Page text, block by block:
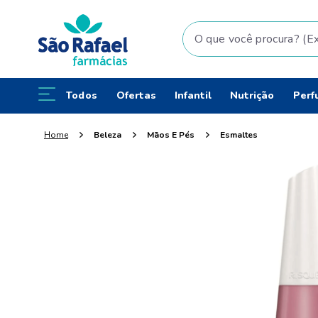
O que você procura? (Ex:
Todos Ofertas Infantil Nutrição
Beleza Mãos E Pés Esmaltes